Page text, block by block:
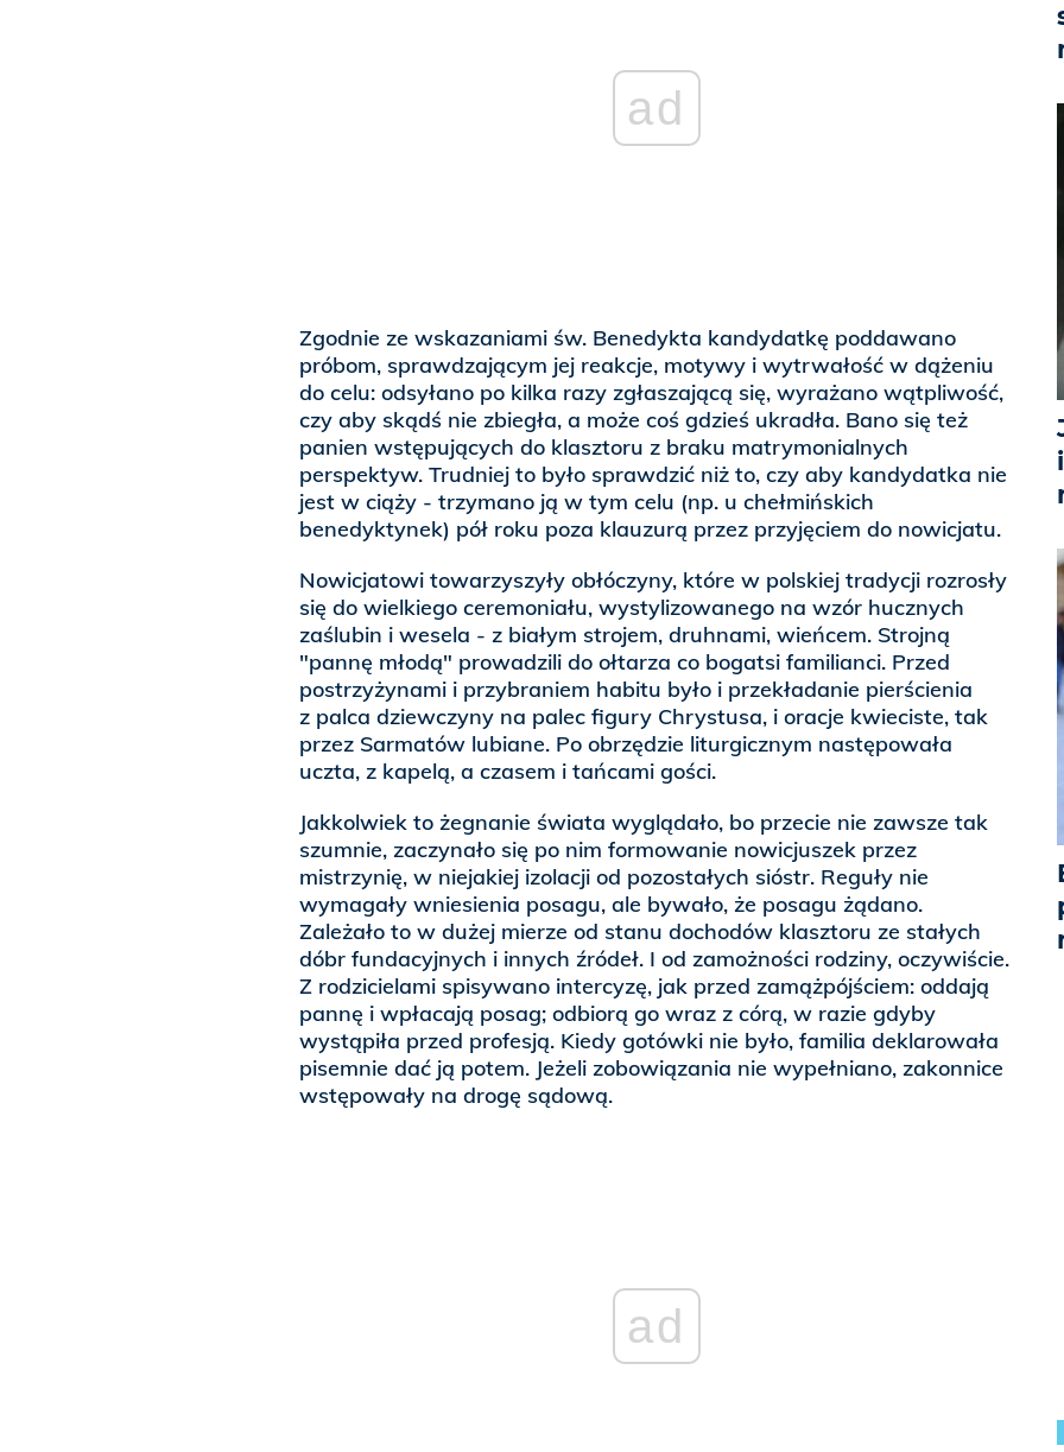
ad
Zgodnie ze wskazaniami św. Benedykta kandydatkę poddawano
próbom, sprawdzającym jej reakcje, motywy i wytrwałość w dążeniu
do celu: odsyłano po kilka razy zgłaszającą się, wyrażano wątpliwość,
czy aby skądś nie zbiegła, a może coś gdzieś ukradła. Bano się też
panien wstępujących do klasztoru z braku matrymonialnych
perspektyw. Trudniej to było sprawdzić niż to, czy aby kandydatka nie
jest w ciąży - trzymano ją w tym celu (np. u chełmińskich
benedyktynek) pół roku poza klauzurą przez przyjęciem do nowicjatu.
Nowicjatowi towarzyszyły obłóczyny, które w polskiej tradycji rozrosły
się do wielkiego ceremoniału, wystylizowanego na wzór hucznych
zaślubin i wesela - z białym strojem, druhnami, wieńcem. Strojną
"pannę młodą" prowadzili do ołtarza co bogatsi familianci. Przed
postrzyżynami i przybraniem habitu było i przekładanie pierścienia
z palca dziewczyny na palec figury Chrystusa, i oracje kwieciste, tak
przez Sarmatów lubiane. Po obrzędzie liturgicznym następowała
uczta, z kapelą, a czasem i tańcami gości.
Jakkolwiek to żegnanie świata wyglądało, bo przecie nie zawsze tak
szumnie, zaczynało się po nim formowanie nowicjuszek przez
mistrzynię, w niejakiej izolacji od pozostałych sióstr. Reguły nie
wymagały wniesienia posagu, ale bywało, że posagu żądano.
Zależało to w dużej mierze od stanu dochodów klasztoru ze stałych
dóbr fundacyjnych i innych źródeł. I od zamożności rodziny, oczywiście.
Z rodzicielami spisywano intercyzę, jak przed zamążpójściem: oddają
pannę i wpłacają posag; odbiorą go wraz z córą, w razie gdyby
wystąpiła przed profesją. Kiedy gotówki nie było, familia deklarowała
pisemnie dać ją potem. Jeżeli zobowiązania nie wypełniano, zakonnice
wstępowały na drogę sądową.
ad